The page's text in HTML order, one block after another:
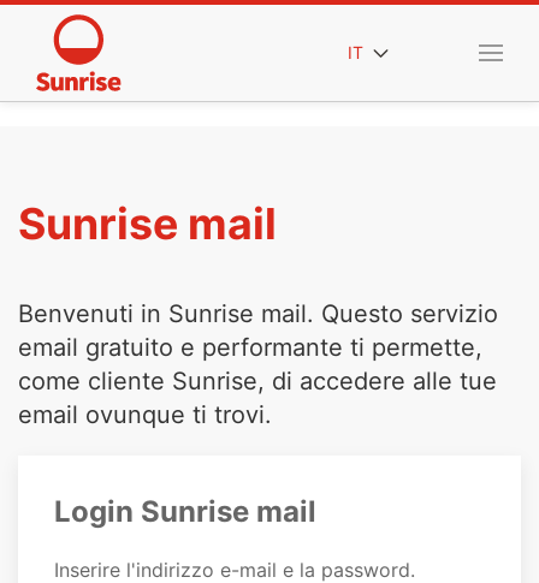
IT
Sunrise mail
Benvenuti in Sunrise mail. Questo servizio
email gratuito e performante ti permette,
come cliente Sunrise, di accedere alle tue
email ovunque ti trovi.
Login Sunrise mail
Inserire l'indirizzo e-mail e la password.